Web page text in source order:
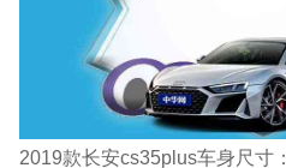
2019款长安cs35plus车身尺寸：